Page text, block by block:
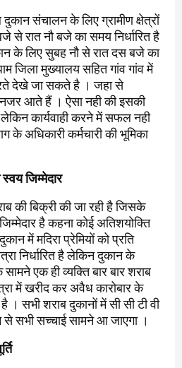
दुकान संचालन के लिए ग्रामीण क्षेत्रों
रात नौ बजे का समय निर्धारित है
के लिए सुबह नौ से रात दस बजे का
जिला मुख्यालय सहित गांव गांव में
देखे जा सकते है । जहा से
नजर आते हैं । ऐसा नही की इसकी
लेकिन कार्यवाही करने में सफल नही
के अधिकारी कर्मचारी की भूमिका
जिम्मेदार
की बिक्री की जा रही है जिसके
है कहना कोई अतिशयोक्ति
में मदिरा प्रेमियों को प्रति
निर्धारित है लेकिन दुकान के
एक ही व्यक्ति बार बार शराब
में खरीद कर अवैध कारोबार के
सभी शराब दुकानों में सी सी टी वी
सभी सच्चाई सामने आ जाएगा ।